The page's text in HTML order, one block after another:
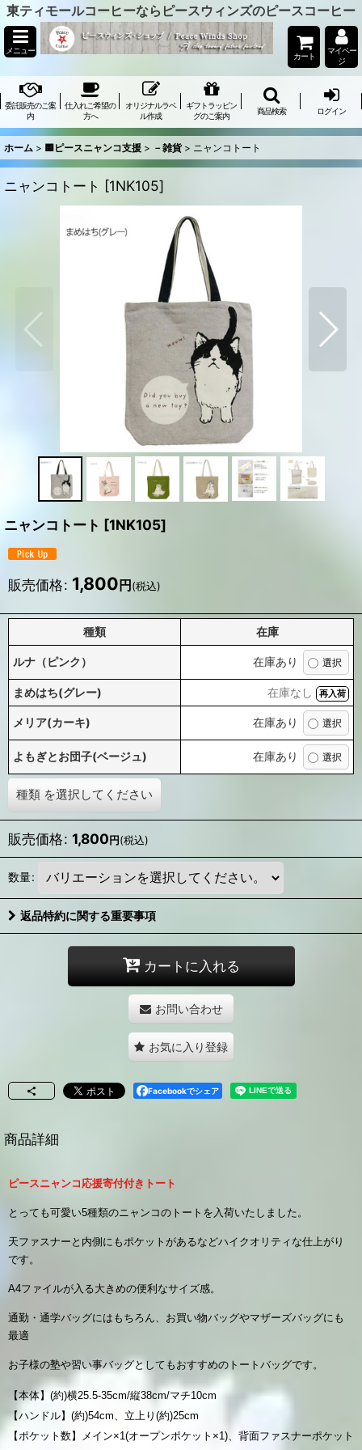
東ティモールコーヒーならピースウィンズのピースコーヒー
メニュー
カート
マイペー
ジ
委託販売のご案
内
仕入れご希望の
方へ
オリジナルラベ
ル作成
ギフトラッピン
グのご案内
商品検索 ログイン
ホーム > 🟨ピースニャンコ支援 > －雑貨 > ニャンコトート
ニャンコトート [1NK105]
ニャンコトート [1NK105]
販売価格: 1,800円(税込)
種類 在庫
ルナ（ピンク） 在庫あり
まめはち(グレー) 在庫なし 再入荷
メリア(カーキ) 在庫あり
よもぎとお団子(ベージュ) 在庫あり
種類 を選択してください
販売価格: 1,800円(税込)
数量:
返品特約に関する重要事項
カートに入れる
お問い合わせ
お気に入り登録
Facebookでシェア
商品詳細
ピースニャンコ応援寄付付きトート
とっても可愛い5種類のニャンコのトートを入荷いたしました。
天ファスナーと内側にもポケットがあるなどハイクオリティな仕上がり
です。
A4ファイルが入る大きめの便利なサイズ感。
通勤・通学バッグにはもちろん、お買い物バッグやマザーズバッグにも
最適
お子様の塾や習い事バッグとしてもおすすめのトートバッグです。
【本体】(約)横25.5-35cm/縦38cm/マチ10cm
【ハンドル】(約)54cm、立上り(約)25cm
【ポケット数】メイン×1(オープンポケット×1)、背面ファスナーポケット